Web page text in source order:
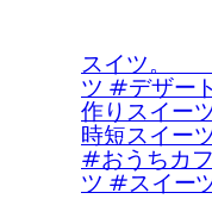
スイツ
ツ #デザー
作りスイー
時短スイー
#おうちカ
ツ #スイー